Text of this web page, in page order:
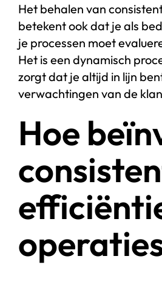
Het behalen van
betekent ook dat je als
je processen moet
Het is een dynamisch
zorgt dat je altijd in lijn
verwachtingen van de
Hoe